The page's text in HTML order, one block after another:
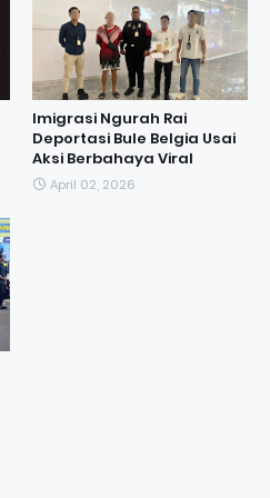
Imigrasi Ngurah Rai
Deportasi Bule Belgia Usai
Aksi Berbahaya Viral
April 02, 2026